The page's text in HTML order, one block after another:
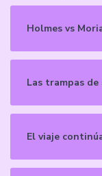
Holmes vs
Las trampas
El viaje